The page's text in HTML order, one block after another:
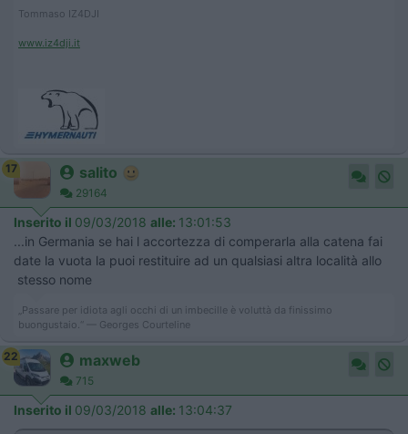
Tommaso IZ4DJI
www.iz4dji.it
17 salito
29164
Inserito il 09/03/2018 alle: 13:01:53
...in Germania se hai l accortezza di comperarla alla catena fai
date la vuota la puoi restituire ad un qualsiasi altra località allo
stesso nome
„Passare per idiota agli occhi di un imbecille è voluttà da finissimo
buongustaio.“ — Georges Courteline
22 maxweb
715
Inserito il 09/03/2018 alle: 13:04:37